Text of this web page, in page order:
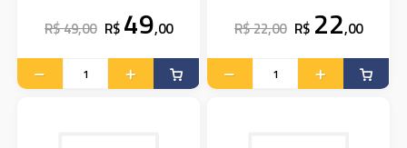
R$ 49,00 R$ 49,00 R$ 22,00 R$ 22,00